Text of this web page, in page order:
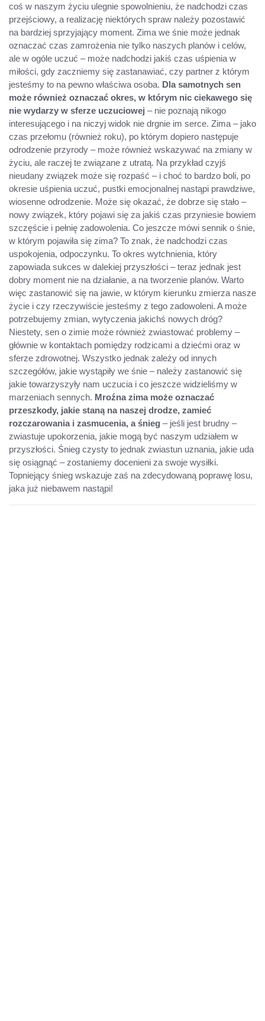
coś w naszym życiu ulegnie spowolnieniu, że nadchodzi czas
przejściowy, a realizację niektórych spraw należy pozostawić
na bardziej sprzyjający moment. Zima we śnie może jednak
oznaczać czas zamrożenia nie tylko naszych planów i celów,
ale w ogóle uczuć – może nadchodzi jakiś czas uśpienia w
miłości, gdy zaczniemy się zastanawiać, czy partner z którym
jesteśmy to na pewno właściwa osoba. Dla samotnych sen
może również oznaczać okres, w którym nic ciekawego się
nie wydarzy w sferze uczuciowej – nie poznają nikogo
interesującego i na niczyj widok nie drgnie im serce. Zima – jako
czas przełomu (również roku), po którym dopiero następuje
odrodzenie przyrody – może również wskazywać na zmiany w
życiu, ale raczej te związane z utratą. Na przykład czyjś
nieudany związek może się rozpaść – i choć to bardzo boli, po
okresie uśpienia uczuć, pustki emocjonalnej nastąpi prawdziwe,
wiosenne odrodzenie. Może się okazać, że dobrze się stało –
nowy związek, który pojawi się za jakiś czas przyniesie bowiem
szczęście i pełnię zadowolenia. Co jeszcze mówi sennik o śnie,
w którym pojawiła się zima? To znak, że nadchodzi czas
uspokojenia, odpoczynku. To okres wytchnienia, który
zapowiada sukces w dalekiej przyszłości – teraz jednak jest
dobry moment nie na działanie, a na tworzenie planów. Warto
więc zastanowić się na jawie, w którym kierunku zmierza nasze
życie i czy rzeczywiście jesteśmy z tego zadowoleni. A może
potrzebujemy zmian, wytyczenia jakichś nowych dróg?
Niestety, sen o zimie może również zwiastować problemy –
głównie w kontaktach pomiędzy rodzicami a dziećmi oraz w
sferze zdrowotnej. Wszystko jednak zależy od innych
szczegółów, jakie wystąpiły we śnie – należy zastanowić się
jakie towarzyszyły nam uczucia i co jeszcze widzieliśmy w
marzeniach sennych. Mroźna zima może oznaczać
przeszkody, jakie staną na naszej drodze, zamieć
rozczarowania i zasmucenia, a śnieg – jeśli jest brudny –
zwiastuje upokorzenia, jakie mogą być naszym udziałem w
przyszłości. Śnieg czysty to jednak zwiastun uznania, jakie uda
się osiągnąć – zostaniemy docenieni za swoje wysiłki.
Topniejący śnieg wskazuje zaś na zdecydowaną poprawę losu,
jaka już niebawem nastąpi!